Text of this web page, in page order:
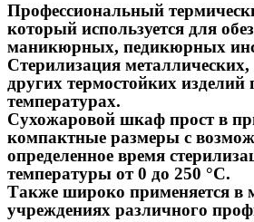
Профессиональный
который используется для
маникюрных, педикюрных
Стерилизация
других термостойких
температурах.
Сухожаровой шкаф прост в
компактные размеры с
определенное время
температуры от 0 до 250 °C.
Также широко применяется в
учреждениях различного